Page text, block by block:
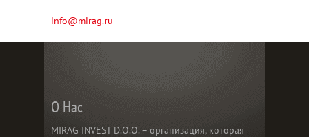
info@mirag.ru
О Нас
MIRAG INVEST D.O.O. – организация, которая